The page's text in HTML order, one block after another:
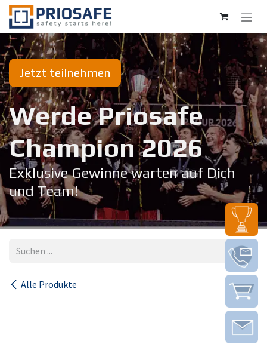
Zum Inhalt springen
Jetzt teilnehmen
Werde Priosafe
Champion 20​26
Exklusive Gewinne warten auf Dich
und Team!
Alle Produkte